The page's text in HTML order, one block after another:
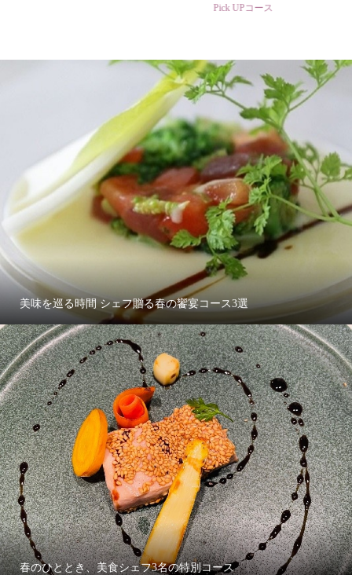
美味を巡る時間 シェフ贈る春の饗宴コース3選
春のひととき、美食シェフ3名の特別コース